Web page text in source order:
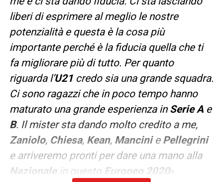
liberi di esprimere al meglio le nostre
potenzialità e questa è la cosa più
importante perché è la fiducia quella che ti
fa migliorare più di tutto. Per quanto
riguarda l’U21credo sia una grande squadra.
Ci sono ragazzi che in poco tempo hanno
maturato una grande esperienza in Serie Ae
B. Il mister sta dando molto credito a me,
Zaniolo, Chiesa, Kean, Mancinie Pellegrini
e arriveremo pronti per dare una mano alla
Nazionalein questo Europeo 2020».